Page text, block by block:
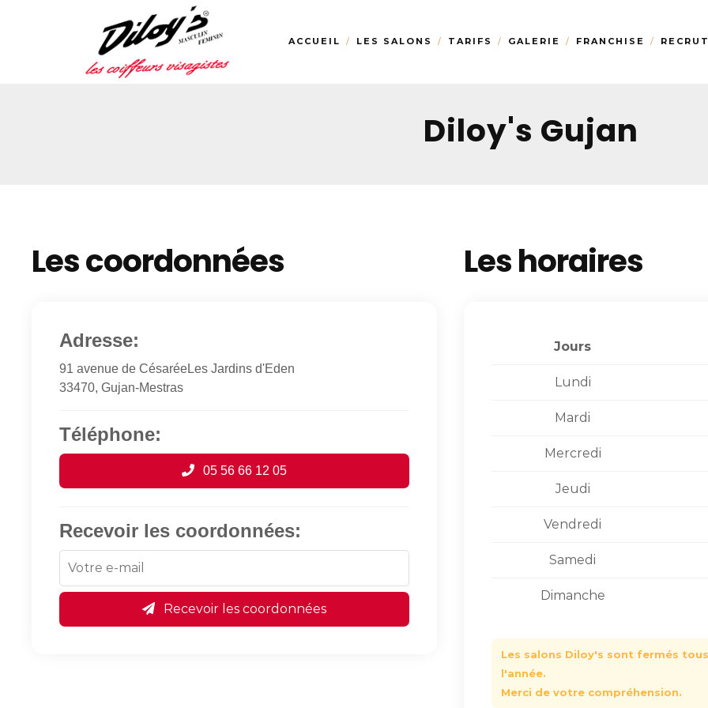
ACCUEIL LES SALONS TARIFS GALERIE FRANCHISE
Diloy's Gujan
Les coordonnées
Adresse:
91 avenue de CésaréeLes Jardins d'Eden
33470, Gujan-Mestras
Téléphone:
05 56 66 12 05
Recevoir les coordonnées:
Recevoir les coordonnées
Les horaires
Jours
Lundi
Mardi
Mercredi
Jeudi
Vendredi
Samedi
Dimanche
Les salons Diloy's sont fermés
l'année.
Merci de votre compréhension.